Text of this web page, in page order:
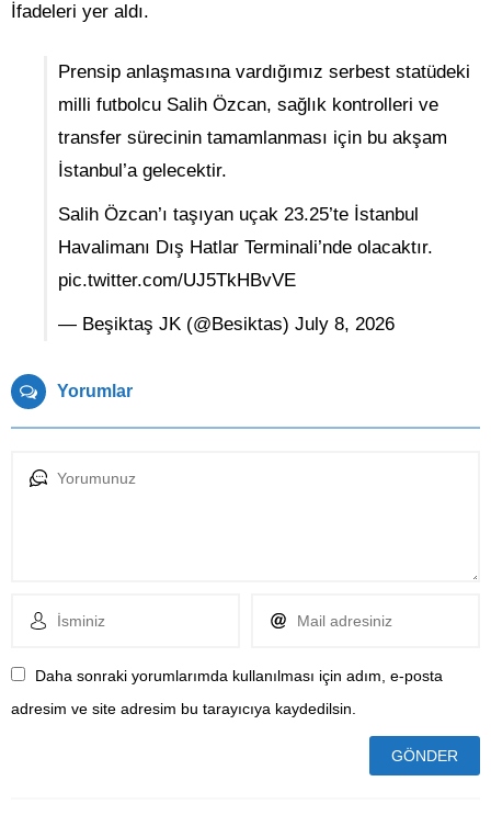
İfadeleri yer aldı.
Prensip anlaşmasına vardığımız serbest statüdeki
milli futbolcu Salih Özcan, sağlık kontrolleri ve
transfer sürecinin tamamlanması için bu akşam
İstanbul’a gelecektir.
Salih Özcan’ı taşıyan uçak 23.25’te İstanbul
Havalimanı Dış Hatlar Terminali’nde olacaktır.
pic.twitter.com/UJ5TkHBvVE
— Beşiktaş JK (@Besiktas) July 8, 2026
Yorumlar
Daha sonraki yorumlarımda kullanılması için adım, e-posta
adresim ve site adresim bu tarayıcıya kaydedilsin.